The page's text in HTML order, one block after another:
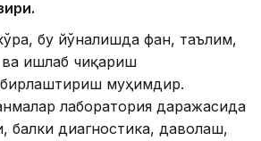
бу йўналишда фан, таълим,
ишлаб чиқариш
муҳимдир.
лаборатория даражасида
балки диагностика, даволаш,